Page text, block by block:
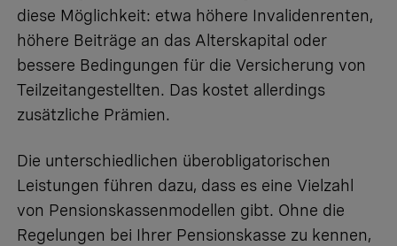
diese Möglichkeit: etwa höhere Invalidenrenten,
höhere Beiträge an das Alterskapital oder
bessere Bedingungen für die Versicherung von
Teilzeitangestellten. Das kostet allerdings
zusätzliche Prämien.
Die unterschiedlichen überobligatorischen
Leistungen führen dazu, dass es eine Vielzahl
von Pensionskassenmodellen gibt. Ohne die
Regelungen bei Ihrer Pensionskasse zu kennen,